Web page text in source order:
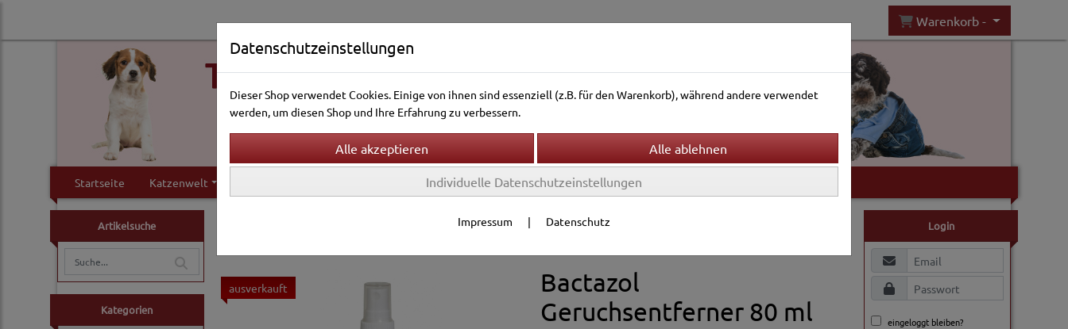
Warenkorb -
Startseite Katzenwelt Vogelwelt Aquarienwelt Terrarienwelt
Artikelsuche
Kategorien
ausverkauft
Bactazol
Geruchsentferner 80 ml
Login
eingeloggt bleiben?
Datenschutzeinstellungen
Dieser Shop verwendet Cookies. Einige von ihnen sind essenziell (z.B. für den Warenkorb), während andere verwendet
werden, um diesen Shop und Ihre Erfahrung zu verbessern.
Individuelle Datenschutzeinstellungen
Impressum | Datenschutz